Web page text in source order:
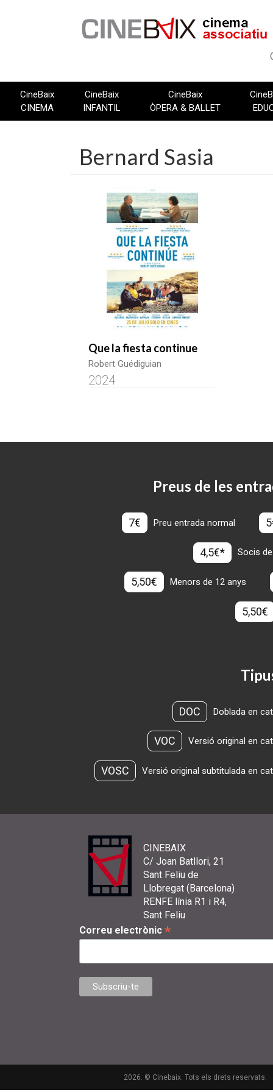
CineBaix
CINEMA
CineBaix
INFANTIL
CineBaix
ÒPERA & BALLET
Bernard Sasia
Que la fiesta continue
Robert Guédiguian
2024
Preus de les
7€ Preu entrada normal
4,5€* Socis
5,50€ Menors de 12 anys
5,50€
DOC Doblada en
VOC Versió original en
VOSC Versió original subtitulada en
CINEBAIX
C/ Joan Batllori, 21
Sant Feliu de
Llobregat (Barcelona)
RENFE línia R1 i R4,
Sant Feliu
Correu electrònic *
2026. © Cinebaix. Tots els drets reservats.